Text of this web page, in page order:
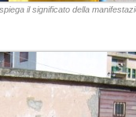
il significato della